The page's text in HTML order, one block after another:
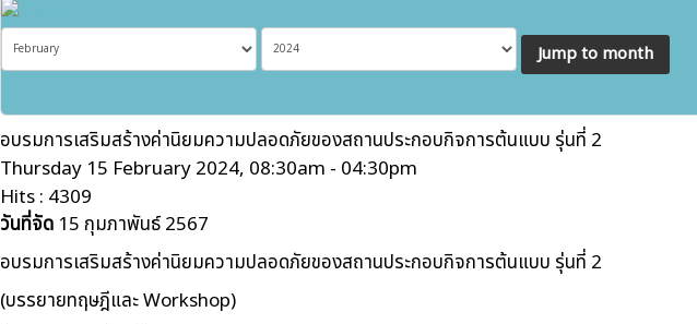
Jump to month
อบรมการเสริมสร้างค่านิยมความปลอดภัยของสถานประกอบกิจการต้นแบบ รุ่นที่ 2
Thursday 15 February 2024, 08:30am - 04:30pm
Hits: 4309
วันที่จัด 15 กุมภาพันธ์ 2567
อบรมการเสริมสร้างค่านิยมความปลอดภัยของสถานประกอบกิจการต้นแบบ รุ่นที่ 2
(บรรยายทฤษฎีและ Workshop)